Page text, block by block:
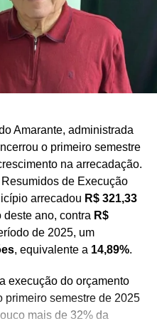
Amarante, administrada
o primeiro semestre
na arrecadação.
de Execução
arrecadou R$ 321,33
ano, contra R$
de 2025, um
, equivalente a 14,89%.
execução do orçamento
primeiro semestre de 2025
mais de 32% da